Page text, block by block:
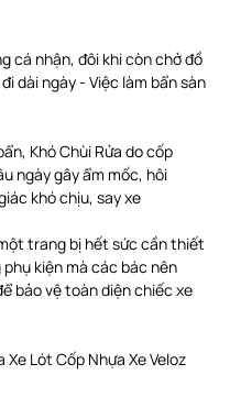
cá nhận, đôi khi còn chở đồ
dài ngày - Việc làm bẩn sàn
Khó Chùi Rửa do cốp
ngày gây ẩm mốc, hôi
khó chịu, say xe
trang bị hết sức cần thiết
kiện mà các bác nên
bảo vệ toàn diện chiếc xe
Lót Cốp Nhựa Xe Veloz